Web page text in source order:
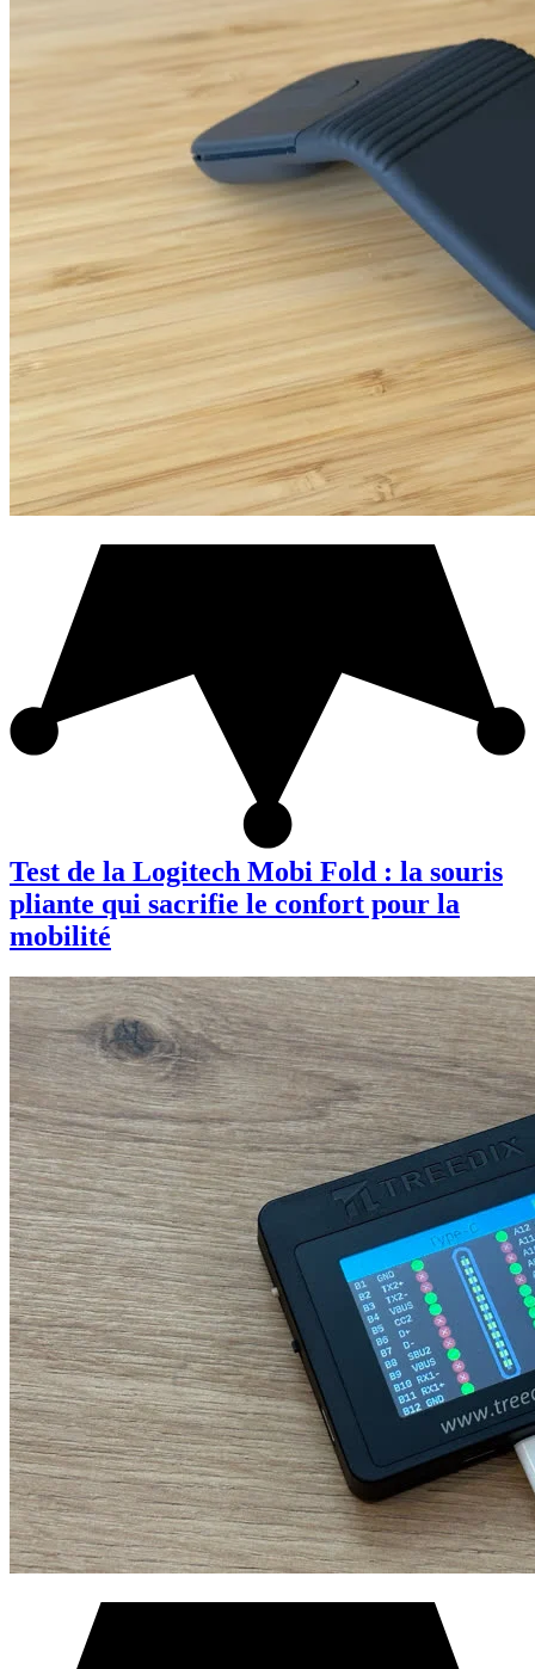
Test de la Logitech Mobi Fold : la souris
pliante qui sacrifie le confort pour la
mobilité